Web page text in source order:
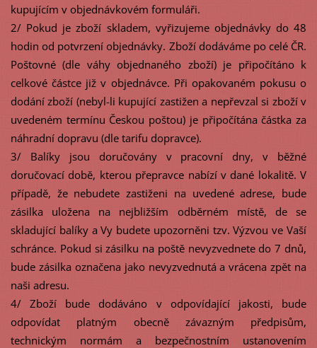
kupujícím v objednávkovém formuláři.
2/ Pokud je zboží skladem, vyřizujeme objednávky do 48
hodin od potvrzení objednávky. Zboží dodáváme po celé ČR.
Poštovné (dle váhy objednaného zboží) je připočítáno k
celkové částce již v objednávce. Při opakovaném pokusu o
dodání zboží (nebyl-li kupující zastižen a nepřevzal si zboží v
uvedeném termínu Českou poštou) je připočítána částka za
náhradní dopravu (dle tarifu dopravce).
3/ Balíky jsou doručovány v pracovní dny, v běžné
doručovací době, kterou přepravce nabízí v dané lokalitě. V
případě, že nebudete zastiženi na uvedené adrese, bude
zásilka uložena na nejbližším odběrném místě, de se
skladující balíky a Vy budete upozorněni tzv. Výzvou ve Vaší
schránce. Pokud si zásilku na poště nevyzvednete do 7 dnů,
bude zásilka označena jako nevyzvednutá a vrácena zpět na
naši adresu.
4/ Zboží bude dodáváno v odpovídající jakosti, bude
odpovídat platným obecně závazným předpisům,
technickým normám a bezpečnostním ustanovením